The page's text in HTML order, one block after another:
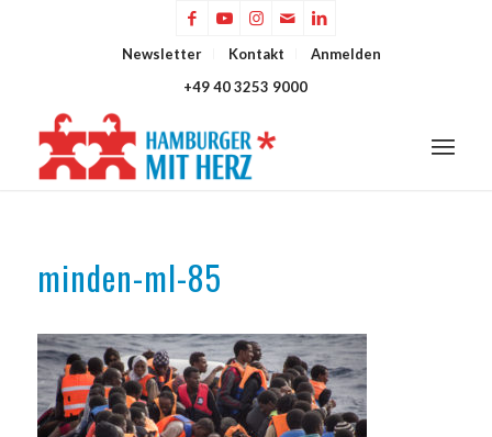
Newsletter Kontakt
Anmelden
+49 40 3253 9000
minden-ml-85